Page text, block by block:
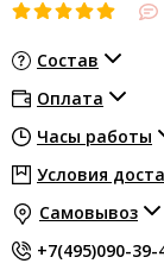
Состав
Оплата
Часы работы
Условия
Самовывоз
+7(495)090-39-